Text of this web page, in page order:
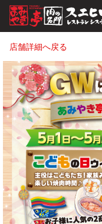
店舗詳細へ戻る